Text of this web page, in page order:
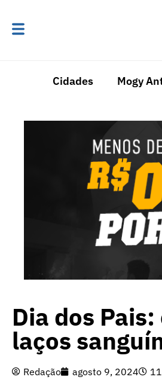
Cidades Mogy
Dia dos
laços
Redação agosto 9, 2024